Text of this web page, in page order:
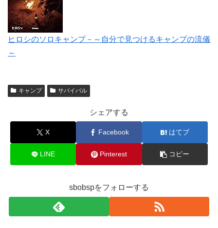
ヒロシのソロキャンプ－～自分で見つけるキャンプの流儀
～
キャンプ サバイバル
シェアする
X Facebook はてブ
LINE Pinterest コピー
sbobspをフォローする